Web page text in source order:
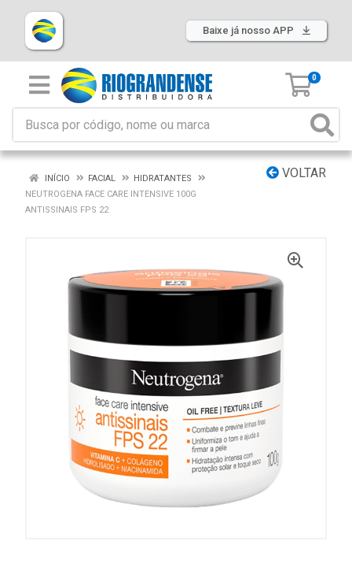
Baixe já nosso APP
0
VOLTAR
INÍCIO FACIAL
HIDRATANTES
NEUTROGENA FACE CARE INTENSIVE 100G
ANTISSINAIS FPS 22